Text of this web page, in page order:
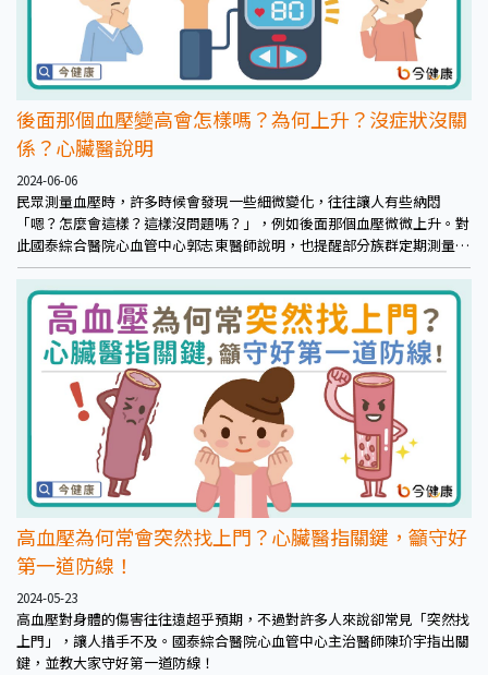
後面那個血壓變高會怎樣嗎？為何上升？沒症狀沒關
係？心臟醫說明
2024-06-06
民眾測量血壓時，許多時候會發現一些細微變化，往往讓人有些納悶
「嗯？怎麼會這樣？這樣沒問題嗎？」，例如後面那個血壓微微上升。對
此國泰綜合醫院心血管中心郭志東醫師說明，也提醒部分族群定期測量血
壓，即便沒有症狀。
高血壓為何常會突然找上門？心臟醫指關鍵，籲守好
第一道防線！
2024-05-23
高血壓對身體的傷害往往遠超乎預期，不過對許多人來說卻常見「突然找
上門」，讓人措手不及。國泰綜合醫院心血管中心主治醫師陳玠宇指出關
鍵，並教大家守好第一道防線！